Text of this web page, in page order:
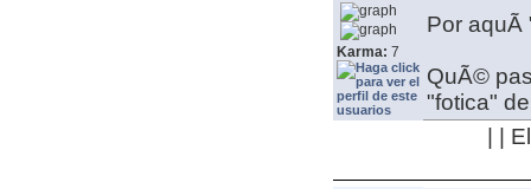
Karma: 7
Por aquÃ­
QuÃ©
"fotica"
| |